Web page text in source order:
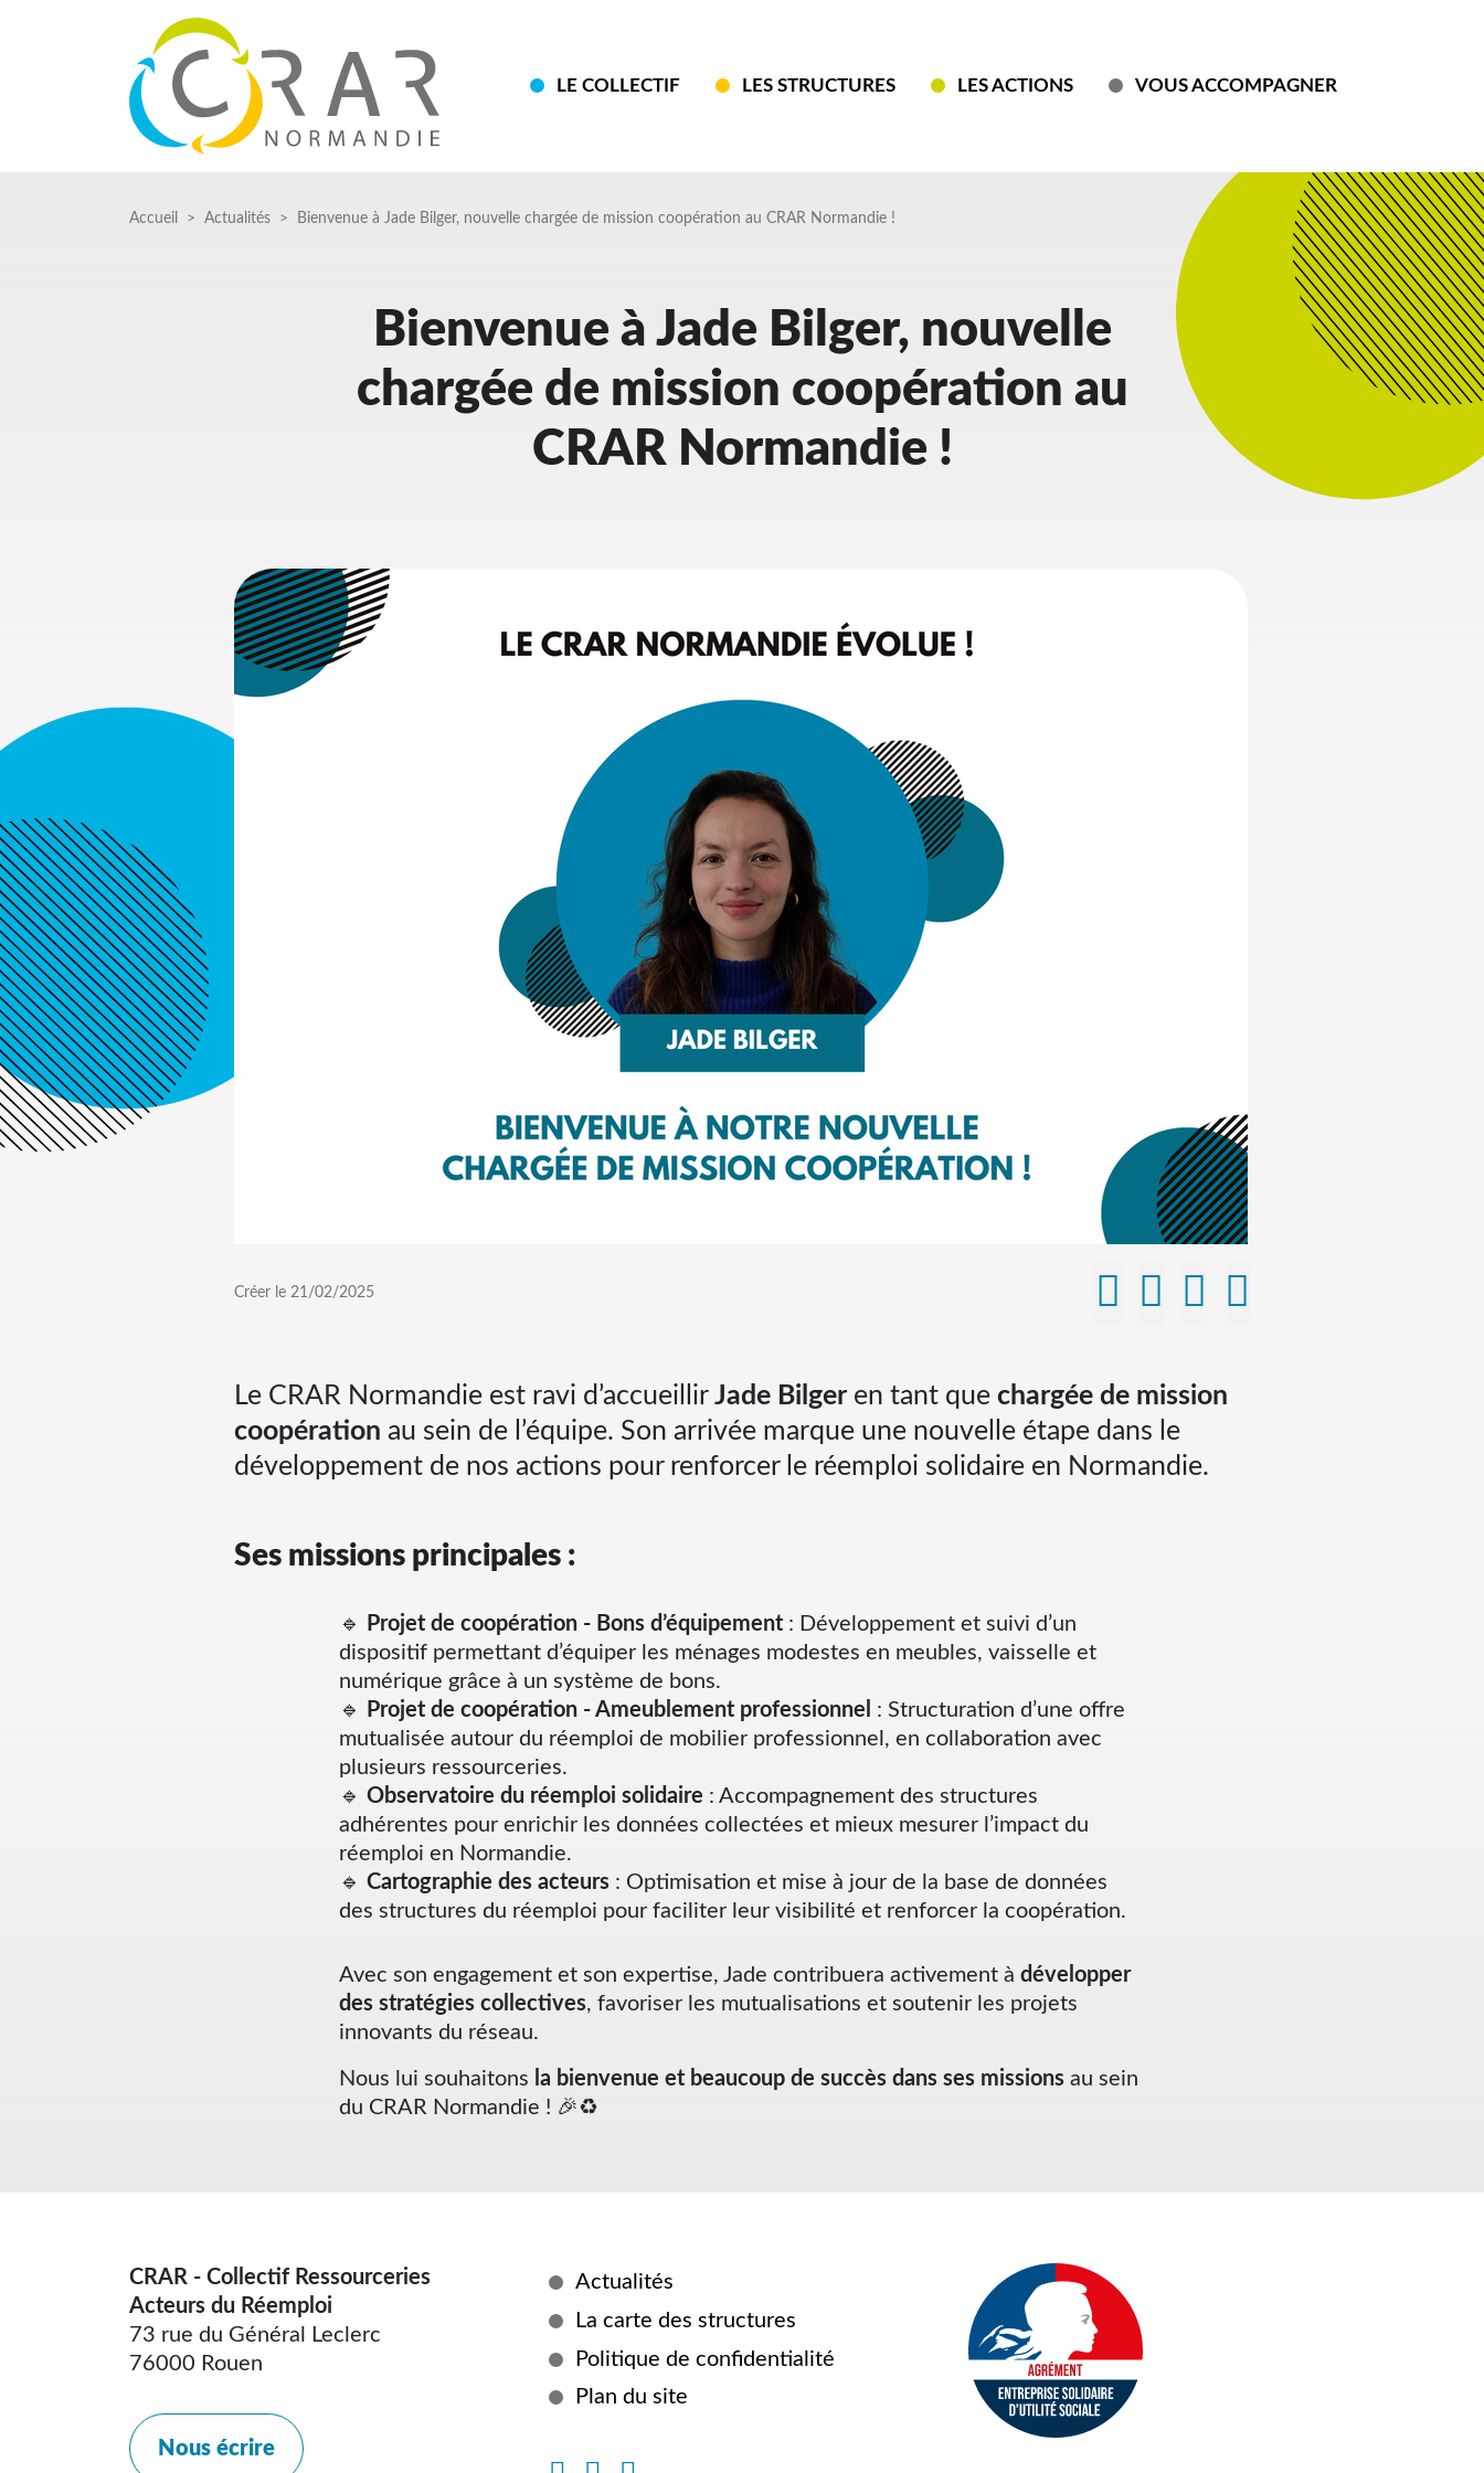
LE COLLECTIF LES STRUCTURES LES ACTIONS VOUS ACCOMPAGNER
Fil
Accueil Actualités Bienvenue à Jade Bilger, nouvelle chargée de mission coopération au CRAR Normandie !
Bienvenue à Jade Bilger, nouvelle
chargée de mission coopération au
CRAR Normandie !
Créer le 21/02/2025
Le CRAR Normandie est ravi d’accueillir Jade Bilgeren tant que chargée de mission
coopération au sein de l’équipe. Son arrivée marque une nouvelle étape dans le
développement de nos actions pour renforcer le réemploi solidaire en Normandie.
Ses missions principales :
🔹 Projet de coopération - Bons d’équipement : Développement et suivi d’un
dispositif permettant d’équiper les ménages modestes en meubles, vaisselle et
numérique grâce à un système de bons.
🔹
Projet de coopération - Ameublement professionnel : Structuration d’une offre
mutualisée autour du réemploi de mobilier professionnel, en collaboration avec
plusieurs ressourceries.
🔹 Observatoire du réemploi solidaire : Accompagnement des structures
adhérentes pour enrichir les données collectées et mieux mesurer l’impact du
réemploi en Normandie.
🔹 Cartographie des acteurs : Optimisation et mise à jour de la base de données
des structures du réemploi pour faciliter leur visibilité et renforcer la coopération.
Avec son engagement et son expertise, Jade contribuera activement à développer
des stratégies collectives, favoriser les mutualisations et soutenir les projets
innovants du réseau.
Nous lui souhaitons la bienvenue et beaucoup de succès dans ses missions au sein
du CRAR Normandie ! 🎉♻️
CRAR - Collectif Ressourceries
Acteurs du Réemploi
73 rue du Général Leclerc
76000 Rouen
Nous écrire
Plus
d'informations
Actualités
La carte des structures
Politique de confidentialité
Plan du site